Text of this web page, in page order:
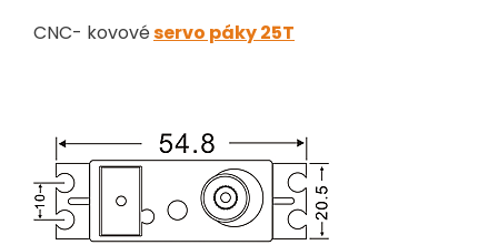
CNC- kovovéservo páky 25T